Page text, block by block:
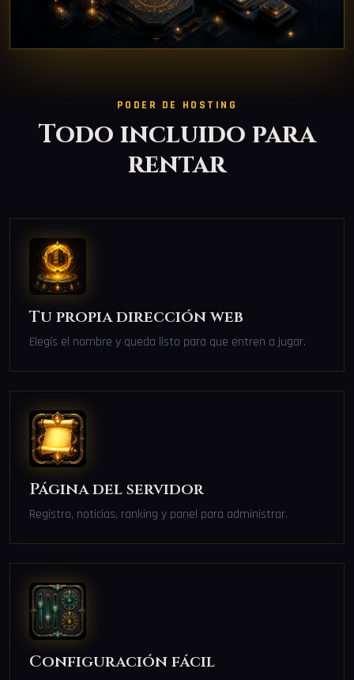
PODER DE HOSTING
Todo incluido para
rentar
Tu propia dirección web
Elegís el nombre y queda listo para que entren a jugar.
Página del servidor
Registro, noticias, ranking y panel para administrar.
Configuración fácil